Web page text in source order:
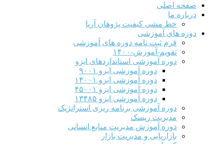
صفحه اصلی
درباره ما
خط مشی کیفیت پژوهان آریا
دوره های آموزشی
فرم ثبت نامه دوره های آموزشی
تقویم-آموزش-۱۴۰۰
دوره آموزشی استانداردهای ایزو
دوره آموزشی ایزو ۹۰۰۱
دوره آموزشی ایزو ۱۴۰۰۱
دوره آموزشی ایزو ۴۵۰۰۱
دوره آموزشی ایزو ۱۳۴۸۵
دوره آموزشی برنامه ریزی استراتژیک
مدیریت ریسک
دوره آموزش مدیریت منابع انسانی
بازاریابی و مدیریت بازار